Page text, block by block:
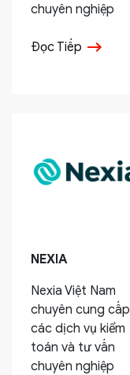
chuyên nghiệp
Đọc Tiếp
NEXIA
Nexia Việt Nam
chuyên cung cấp
các dịch vụ kiểm
toán và tư vấn
chuyên nghiệp